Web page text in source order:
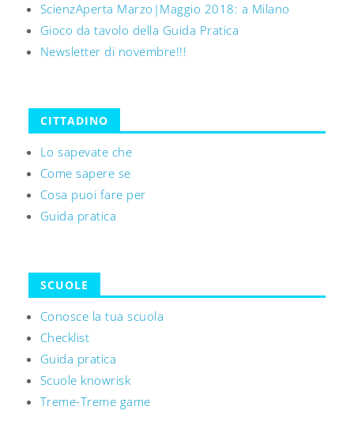
ScienzAperta Marzo|Maggio 2018: a Milano
Gioco da tavolo della Guida Pratica
Newsletter di novembre!!!
CITTADINO
Lo sapevate che
Come sapere se
Cosa puoi fare per
Guida pratica
SCUOLE
Conosce la tua scuola
Checklist
Guida pratica
Scuole knowrisk
Treme-Treme game